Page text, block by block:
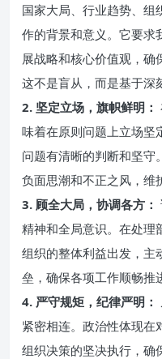
国家大局、行业趋势、组
作的背景和意义。它要求
展战略和核心价值观，确
这不是盲从，而是基于深
2. 坚定立场，旗帜鲜明：
味着在原则问题上立场坚
问题有清晰的判断和坚守
负面思潮和不正之风，维
3. 顾全大局，协调各方：
精神和全局意识。在处理
组织的整体利益出发，主
垒，确保各项工作顺畅推
4. 严守规矩，纪律严明：
紧密相连。政治性体现在
组织决策的坚决执行，确